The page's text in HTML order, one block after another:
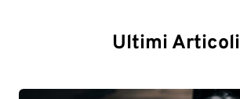
Ultimi Articoli